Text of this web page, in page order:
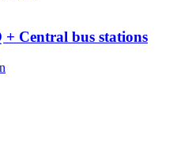
Central bus stations